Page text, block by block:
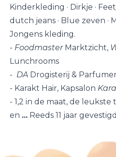
Kinderkleding · Dirkje ·
dutch jeans · Blue zeven ·
Jongens kleding.
- Foodmaster Marktzicht,
Lunchrooms
- DA Drogisterij &
- Karakt Hair, Kapsalon
- 1,2 in de maat, de leukste
en ... Reeds 11 jaar